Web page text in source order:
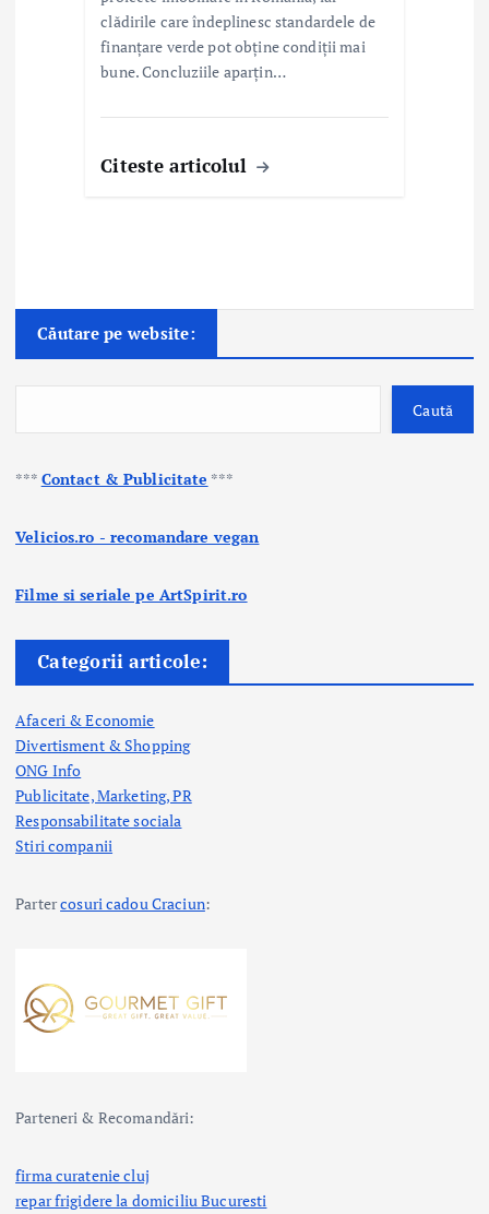
clădirile care îndeplinesc standardele de
finanțare verde pot obține condiții mai
bune. Concluziile aparțin…
Citeste articolul
Căutare pe website:
Caută
*** Contact & Publicitate ***
Velicios.ro - recomandare vegan
Filme si seriale pe ArtSpirit.ro
Categorii articole:
Afaceri & Economie
Divertisment & Shopping
ONG Info
Publicitate, Marketing, PR
Responsabilitate sociala
Stiri companii
Partercosuri cadou Craciun:
Parteneri & Recomandări:
firma curatenie cluj
repar frigidere la domiciliu Bucuresti